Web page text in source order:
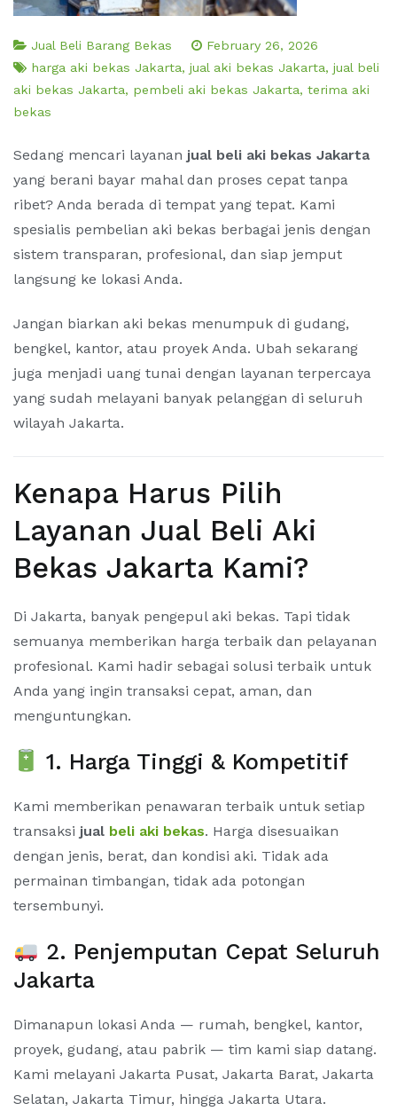
Jual Beli Barang Bekas
February 26, 2026
harga aki bekas Jakarta, jual aki bekas Jakarta, jual beli
aki bekas Jakarta, pembeli aki bekas Jakarta, terima aki
bekas
Sedang mencari layanan jual beli aki bekas Jakarta
yang berani bayar mahal dan proses cepat tanpa
ribet? Anda berada di tempat yang tepat. Kami
spesialis pembelian aki bekas berbagai jenis dengan
sistem transparan, profesional, dan siap jemput
langsung ke lokasi Anda.
Jangan biarkan aki bekas menumpuk di gudang,
bengkel, kantor, atau proyek Anda. Ubah sekarang
juga menjadi uang tunai dengan layanan terpercaya
yang sudah melayani banyak pelanggan di seluruh
wilayah Jakarta.
Kenapa Harus Pilih
Layanan Jual Beli Aki
Bekas Jakarta Kami?
Di Jakarta, banyak pengepul aki bekas. Tapi tidak
semuanya memberikan harga terbaik dan pelayanan
profesional. Kami hadir sebagai solusi terbaik untuk
Anda yang ingin transaksi cepat, aman, dan
menguntungkan.
1. Harga Tinggi & Kompetitif
Kami memberikan penawaran terbaik untuk setiap
transaksi jual beli aki bekas. Harga disesuaikan
dengan jenis, berat, dan kondisi aki. Tidak ada
permainan timbangan, tidak ada potongan
tersembunyi.
2. Penjemputan Cepat Seluruh
Jakarta
Dimanapun lokasi Anda — rumah, bengkel, kantor,
proyek, gudang, atau pabrik — tim kami siap datang.
Kami melayani Jakarta Pusat, Jakarta Barat, Jakarta
Selatan, Jakarta Timur, hingga Jakarta Utara.